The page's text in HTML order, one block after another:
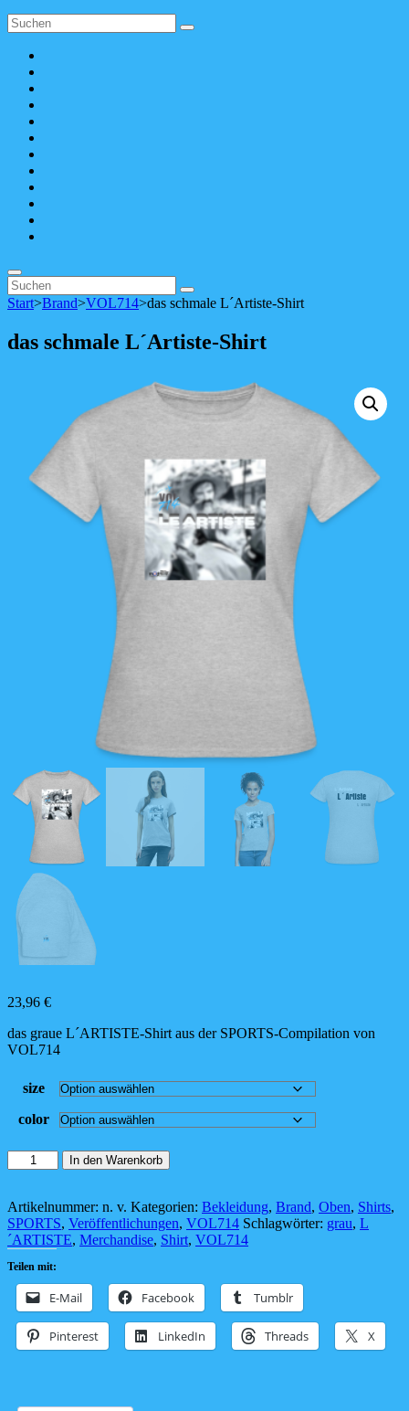
Search
for:
Search
Search
Search
for:
Search
Start>Brand>VOL714>das schmale L´Artiste-Shirt
das schmale L´Artiste-Shirt
23,96 €
das graue L´ARTISTE-Shirt aus der SPORTS-Compilation von
VOL714
size
color
schmale
´Artiste-
Shirt
Menge
In den Warenkorb
Artikelnummer: n. v. Kategorien: Bekleidung, Brand, Oben, Shirts,
SPORTS, Veröffentlichungen, VOL714 Schlagwörter: grau, L
´ARTISTE, Merchandise, Shirt, VOL714
Teilen mit:
E-Mail Facebook Tumblr
Pinterest LinkedIn Threads X